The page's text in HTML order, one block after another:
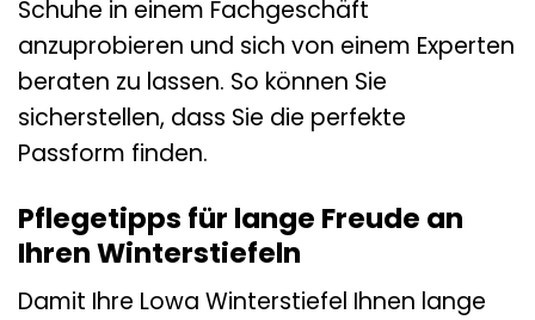
Schuhe in einem Fachgeschäft
anzuprobieren und sich von einem Experten
beraten zu lassen. So können Sie
sicherstellen, dass Sie die perfekte
Passform finden.
Pflegetipps für lange Freude an
Ihren Winterstiefeln
Damit Ihre Lowa Winterstiefel Ihnen lange